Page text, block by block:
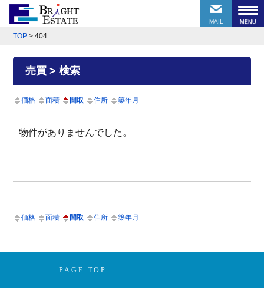
MAIL
TOP >404
売買 > 検索
価格 面積 間取 住所 築年月
物件がありませんでした。
価格 面積 間取 住所 築年月
PAGE TOP